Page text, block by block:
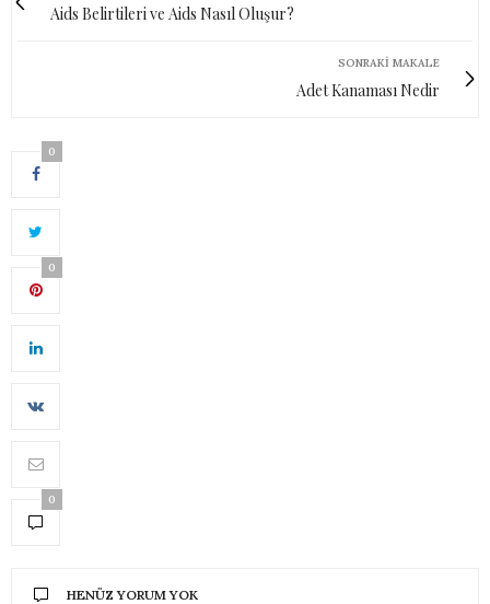
Aids Belirtileri ve Aids Nasıl Oluşur?
SONRAKI MAKALE
Adet Kanaması Nedir
0
0
0
HENÜZ YORUM YOK